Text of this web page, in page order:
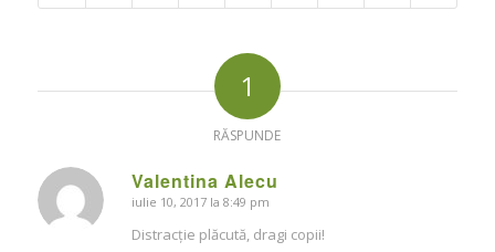
1
RĂSPUNDE
Valentina Alecu
says:
iulie 10, 2017 la 8:49 pm
Distracție plăcută, dragi copii!